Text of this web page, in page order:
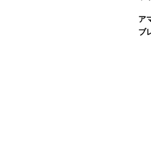
ア
ブ